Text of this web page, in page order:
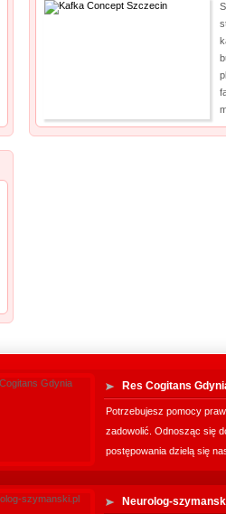
Res Cogitans
Potrzebujesz pomocy
zadowolić. Odnosząc się
postępowania dzielą się
Neurolog-